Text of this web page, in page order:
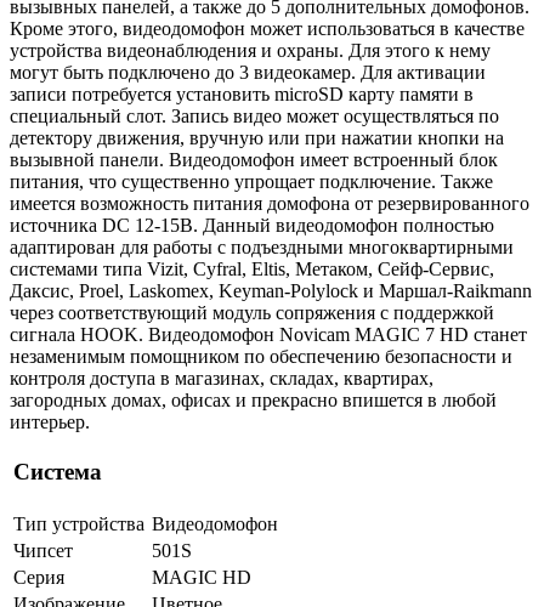
вызывных панелей, а также до 5 дополнительных домофонов.
Кроме этого, видеодомофон может использоваться в качестве
устройства видеонаблюдения и охраны. Для этого к нему
могут быть подключено до 3 видеокамер. Для активации
записи потребуется установить microSD карту памяти в
специальный слот. Запись видео может осуществляться по
детектору движения, вручную или при нажатии кнопки на
вызывной панели. Видеодомофон имеет встроенный блок
питания, что существенно упрощает подключение. Также
имеется возможность питания домофона от резервированного
источника DC 12-15В. Данный видеодомофон полностью
адаптирован для работы с подъездными многоквартирными
системами типа Vizit, Cyfral, Eltis, Метаком, Сейф-Сервис,
Даксис, Proel, Laskomex, Keyman-Polylock и Маршал-Raikmann
через соответствующий модуль сопряжения с поддержкой
сигнала HOOK. Видеодомофон Novicam MAGIC 7 HD станет
незаменимым помощником по обеспечению безопасности и
контроля доступа в магазинах, складах, квартирах,
загородных домах, офисах и прекрасно впишется в любой
интерьер.
Система
Тип устройства Видеодомофон
Чипсет
501S
Серия
MAGIC HD